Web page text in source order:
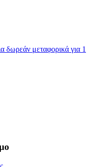
δωρεάν μεταφορικά για 1